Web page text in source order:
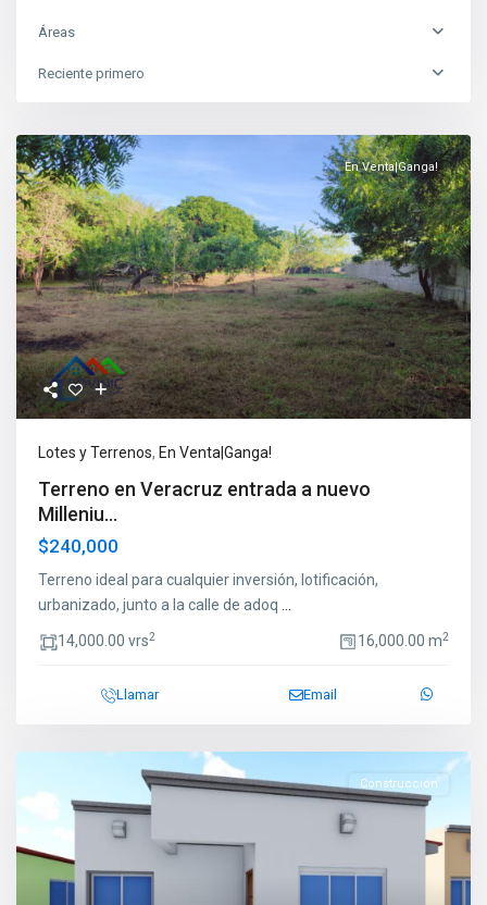
Áreas
Reciente primero
En Venta|Ganga!
Lotes y Terrenos, En Venta|Ganga!
Terreno en Veracruz entrada a nuevo
Milleniu...
$240,000
Terreno ideal para cualquier inversión, lotificación,
urbanizado, junto a la calle de adoq
14,000.00 vrs2 16,000.00 m2
Llamar Email
Construcción